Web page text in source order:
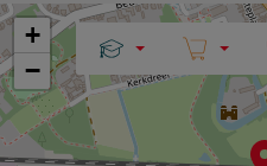
+
−